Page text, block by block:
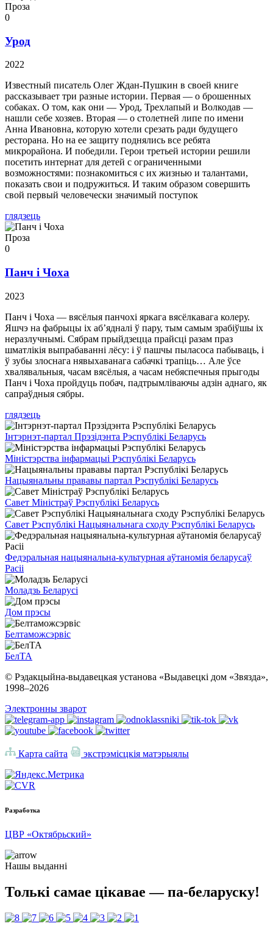
Проза
0
Урод
2022
Известный писатель Олег Ждан-Пушкин в своей книге
рассказывает три разные истории. Первая — о брошенных
собаках. О том, как они — Урод, Трехлапый и Волкодав —
нашли себе хозяев. Вторая — о столетней липе по имени
Анна Ивановна, которую хотели срезать ради будущего
ресторана. Но на ее защиту поднялись все ребята
микрорайона. И победили. Герои третьей истории решили
посетить интернат для детей с ограниченными
возможностями: познакомиться с их жизнью и талантами,
показать свои и подружиться. И таким образом совершить
свой первый человечески значимый поступок
глядзець
Проза
0
Панч і Чоха
2023
Панч і Чоха — вясёлыя панчохі яркага вясёлкавага колеру.
Яшчэ на фабрыцы іх аб’ядналі ў пару, тым самым зрабіўшы іх
неразлучнымі. Сябрам прыйдзецца прайсці разам праз
шматлікія выпрабаванні лёсу: і ў пашчы пыласоса пабываць, і
ў зубы злоснага нявыхаванага сабачкі трапіць… Але ўсе
хвалявальныя, часам вясёлыя, а часам небяспечныя прыгоды
Панч і Чоха пройдуць побач, падтрымліваючы адзін аднаго, як
сапраўдныя сябры.
глядзець
Інтэрнэт-партал Прэзідэнта Рэспублікі Беларусь
Міністэрства інфармацыі Рэспублікі Беларусь
Нацыянальны прававы партал Рэспублікі Беларусь
Савет Міністраў Рэспублікі Беларусь
Савет Рэспублікі Нацыянальнага сходу Рэспублікі Беларусь
Федэральная нацыянальна-культурная аўтаномія беларусаў
Расіі
Моладзь Беларусі
Дом прэсы
Белтаможсэрвіс
БелТА
© Рэдакцыйна-выдавецкая установа «Выдавецкі дом «Звязда»,
1998–2026
Электронны зварот
Карта сайта экстрэмісцкія матэрыялы
Разработка
ЦВР «Октябрьский»
Нашы выданні
Толькі самае цікавае — па-беларуску!